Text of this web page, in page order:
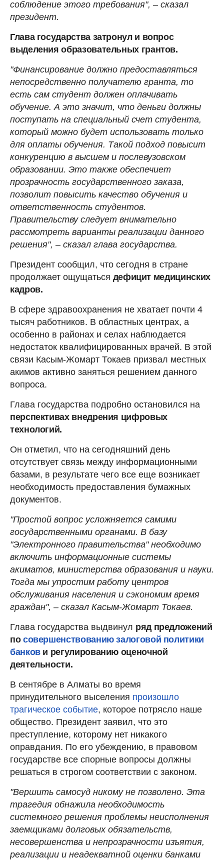
соблюдение этого требования", – сказал
президент.
Глава государства затронул и вопрос
выделения образовательных грантов.
"Финансирование должно предоставляться
непосредственно получателю гранта, то
есть сам студент должен оплачивать
обучение. А это значит, что деньги должны
поступать на специальный счет студента,
который можно будет использовать только
для оплаты обучения. Такой подход повысит
конкуренцию в высшем и послевузовском
образовании. Это также обеспечиет
прозрачность государственного заказа,
позволит повысить качество обучения и
ответственность студентов.
Правительству следует внимательно
рассмотреть варианты реализации данного
решения", – сказал глава государства.
Президент сообщил, что сегодня в стране
продолжает ощущаться дефицит медицинских
кадров.
В сфере здравоохранения не хватает почти 4
тысяч работников. В областных центрах, а
особенно в районах и селах наблюдается
недостаток квалифицированных врачей. В этой
связи Касым-Жомарт Токаев призвал местных
акимов активно заняться решением данного
вопроса.
Глава государства подробно остановился на
перспективах внедрения цифровых
технологий.
Он отметил, что на сегодняшний день
отсутствует связь между информационными
базами, в результате чего все еще возникает
необходимость предоставления бумажных
документов.
"Простой вопрос усложняется самими
государственными органами. В базу
"Электронного правительства" необходимо
включить информационные системы
акиматов, министерства образования и науки.
Тогда мы упростим работу центров
обслуживания населения и сэкономим время
граждан", – сказал Касым-Жомарт Токаев.
Глава государства выдвинул ряд предложений
по совершенствованию залоговой политики
банкови регулированию оценочной
деятельности.
В сентябре в Алматы во время
принудительного выселения произошло
трагическое событие, которое потрясло наше
общество. Президент заявил, что это
преступление, которому нет никакого
оправдания. По его убеждению, в правовом
государстве все спорные вопросы должны
решаться в строгом соответствии с законом.
"Вершить самосуд никому не позволено. Эта
трагедия обнажила необходимость
системного решения проблемы неисполнения
заемщиками долговых обязательств,
несовершенства и непрозрачности изъятия,
реализации и неадекватной оценки банками